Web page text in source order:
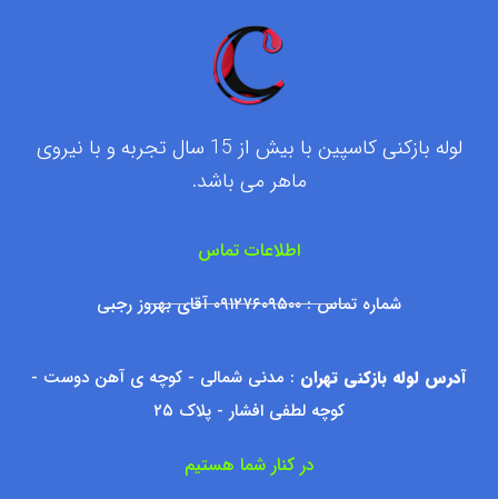
لوله بازکنی کاسپین با بیش از 15 سال تجربه و با نیروی
ماهر می باشد.
اطلاعات تماس
شماره تماس : ۰۹۱۲۷۶۰۹۵۰۰ آقای بهروز رجبی
آدرس لوله بازکنی تهران : مدنی شمالی - کوچه ی آهن دوست -
کوچه لطفی افشار - پلاک ۲۵
در کنار شما هستیم